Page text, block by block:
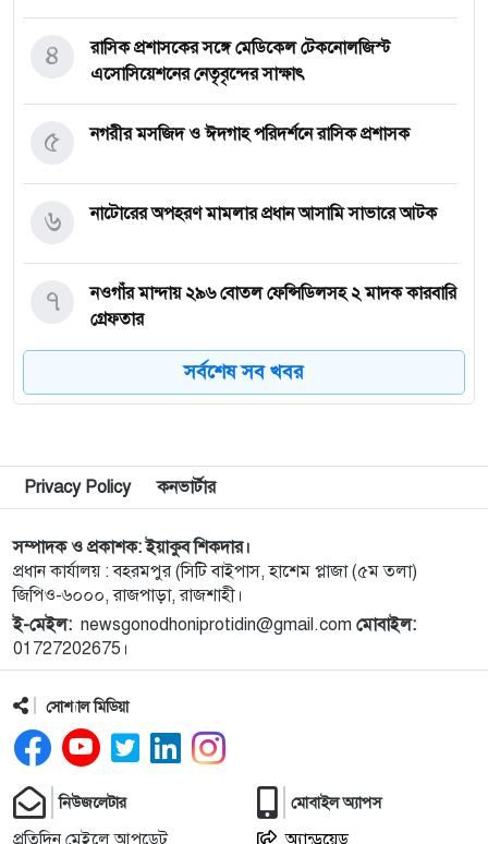
রাসিক প্রশাসকের সঙ্গে মেডিকেল টেকনোলজিস্ট
এসোসিয়েশনের নেতৃবৃন্দের সাক্ষাৎ
৪
নগরীর মসজিদ ও ঈদগাহ পরিদর্শনে রাসিক প্রশাসক
৫
নাটোরের অপহরণ মামলার প্রধান আসামি সাভারে আটক
৬
নওগাঁর মান্দায় ২৯৬ বোতল ফেন্সিডিলসহ ২ মাদক কারবারি
গ্রেফতার
৭
কিডনি রোগে আক্রান্ত অসহায় রোগীর পাশে পুঠিয়ার
এসিল্যান্ড
৮
নগরীতে মাদকবিরোধী বিশেষ টিমের অভিযানে মাদক
ব্যবসায়ী স্বামী-স্ত্রী গ্রেপ্তার
৯
নগরীতে মাদক বিরোধী পৃথক অভিযানে নারীসহ গ্রেপ্তার ৪
১০
নগরীতে মাসব্যাপী বৃক্ষরোপণ ও চারা বিতরণ কর্মসূচির
উদ্বোধন
১১
থাইল্যান্ডে স্কুলে গুলিতে নিহত ৪, আহত ১৫ শিক্ষার্থী
১২
গণমাধ্যম শক্তিশালী হলেই গণতন্ত্র শক্তিশালী হবে: মির্জা
১৩
সর্বশেষ সব খবর
Privacy Policy কনভার্টার
সম্পাদক ও প্রকাশক: ইয়াকুব শিকদার।
প্রধান কার্যালয় : বহরমপুর (সিটি বাইপাস, হাশেম প্লাজা (৫ম তলা)
জিপিও-৬০০০, রাজপাড়া, রাজশাহী।
ই-মেইল: newsgonodhoniprotidin@gmail.com মোবাইল:
01727202675।
সোশ্যাল মিডিয়া
নিউজলেটার
প্রতিদিন মেইলে আপডেট
মোবাইল অ্যাপস
অ্যান্ড্রয়েড